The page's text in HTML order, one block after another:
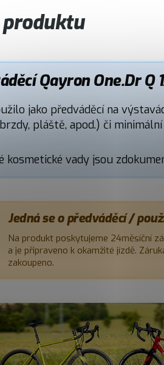
produktu
Qayron One.Dr Q
jako předváděcí na
pláště, apod.) či
kosmetické vady jsou
Jedná se o předváděcí /
Na produkt poskytujeme 24měsíční
a je připraveno k okamžité jízdě.
zakoupeno.